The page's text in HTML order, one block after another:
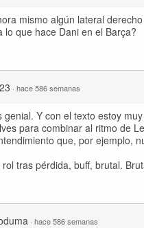
mismo algún lateral
lo que hace Dani en el Barça?
· hace 586 semanas
genial. Y con el texto estoy
para combinar al ritmo de
que, por ejemplo,
tras pérdida, buff, brutal.
· hace 586 semanas